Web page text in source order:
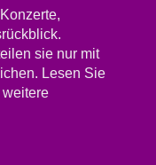
sie nur mit
Lesen Sie
weitere